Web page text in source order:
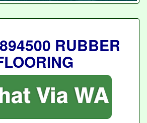
RUBBER